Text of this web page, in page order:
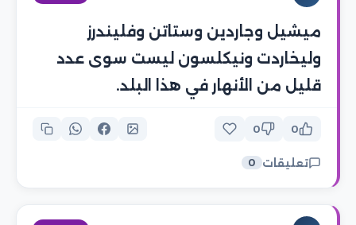
ميشيل وجاردين وستاتن وفليندرز
وليخاردت ونيكلسون ليست سوى عدد
قليل من الأنهار في هذا البلد.
0
0
تعليقات 0